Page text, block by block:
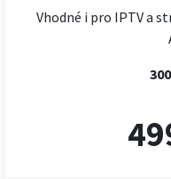
Vhodné i pro IPTV a